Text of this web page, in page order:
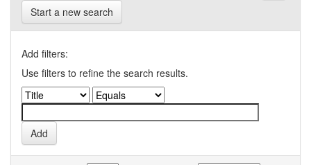
Start a new search
Add filters:
Use filters to refine the search results.